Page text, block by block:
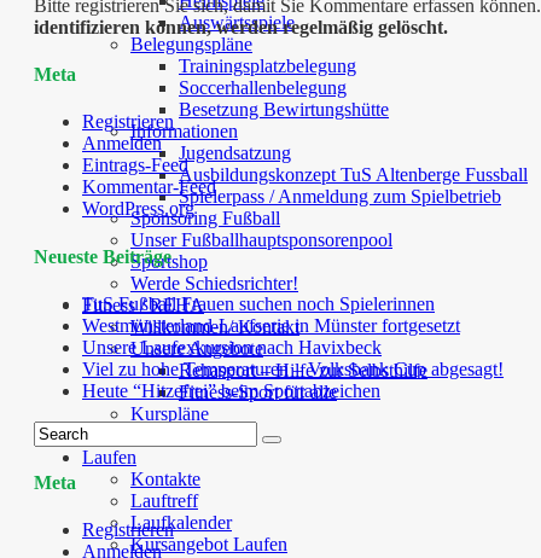
Auswärtsspiele
Belegungspläne
Trainingsplatzbelegung
Soccerhallenbelegung
Besetzung Bewirtungshütte
Informationen
Jugendsatzung
Ausbildungskonzept TuS Altenberge Fussball
Spielerpass / Anmeldung zum Spielbetrieb
Sponsoring Fußball
Unser Fußballhauptsponsorenpool
Sportshop
Werde Schiedsrichter!
Fitness / REHA
Willkommen/ Kontakt
Unsere Angebote
Rehasport – Hilfe zur Selbsthilfe
Fitness-Sport für alle
Kurspläne
Laufen
Kontakte
Lauftreff
Laufkalender
Kursangebot Laufen
Bitte registrieren Sie sich, damit Sie Kommentare erfassen
identifizieren können, werden regelmäßig gelöscht.
Meta
Registrieren
Anmelden
Eintrags-Feed
Kommentar-Feed
WordPress.org
Neueste Beiträge
TuS Fußball Frauen suchen noch Spielerinnen
Westmünsterland-Laufserie in Münster fortgesetzt
Unsere Laufexkursion nach Havixbeck
Viel zu hohe Temperaturen – Volksbank Cup abgesagt!
Heute “Hitzefrei” beim Sportabzeichen
Meta
Registrieren
Anmelden